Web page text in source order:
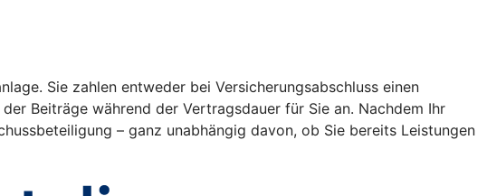
Sie zahlen entweder bei Versicherungsabschluss einen
Beiträge während der Vertragsdauer für Sie an. Nachdem Ihr
– ganz unabhängig davon, ob Sie bereits Leistungen